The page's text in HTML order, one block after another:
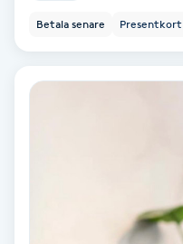
Sjukgymnastik
Betala senare Presentkort